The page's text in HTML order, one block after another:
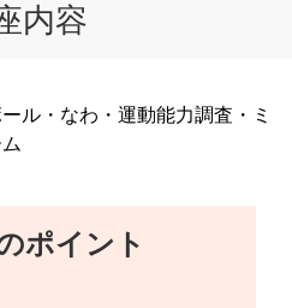
内容
ル・なわ・運動能力調査・ミ
ポイント